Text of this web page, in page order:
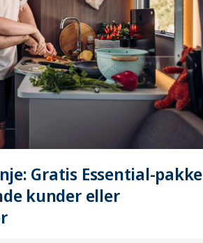
Gratis Essential-pakke
kunder eller